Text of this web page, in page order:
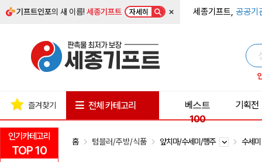
기프트인포의 새 이름!세종기프트 자세히 × 세종기프트, 공공기
인기카테고리
TOP 10
즐겨찾기 전체 카테고리
베스트
100
기획전
홈 텀블러/주방/식품 앞치마/수세미/행주 수세